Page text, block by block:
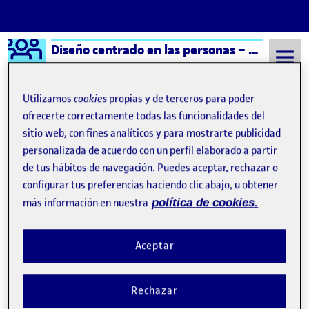
Saltar al contenido
Logo Ágora Diseño centrado en las personas – Aula 2
Semestre 20232 - Aula 2 DIMENSIONES
DIMENSIONES
Practica 1 / Maqueta estación de tren
Publicado por
Maria Paula González Pinzón
Fecha de publicación25 abril, 2024 2:21 pm
-comentario
Hola Compañeros, Les comparto mi video de la representacion
grafica de mi maqueta, Locacion: Estacion de tren Balaguer
Actividad seleccionada: Compra del tren. Problematicas: Demora
en la compra del tiquete del tren El espacio es demasiado
Utilizamoscookies propias y de terceros para poder
ofrecerte correctamente todas las funcionalidades del
sitio web, con fines analíticos y para mostrarte publicidad
personalizada de acuerdo con un perfil elaborado a partir
de tus hábitos de navegación. Puedes aceptar, rechazar o
configurar tus preferencias haciendo clic abajo, u obtener
más información en nuestra política de cookies.
Rechazar
Aceptar